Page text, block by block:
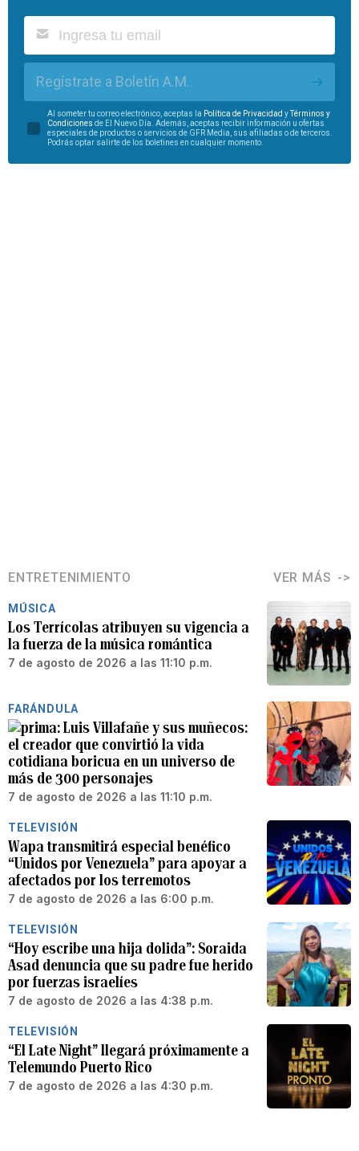
Regístrate a Boletín A.M.
Al someter tu correo electrónico, aceptas la Política de Privacidad yTérminos y
Condiciones de El Nuevo Día. Además, aceptas recibir información u ofertas
especiales de productos o servicios de GFR Media, sus afiliadas o de terceros.
Podrás optar salirte de los boletines en cualquier momento.
ENTRETENIMIENTO VER MÁS
MÚSICA
Los Terrícolas atribuyen su vigencia a
la fuerza de la música romántica
7 de agosto de 2026 a las 11:10 p.m.
FARÁNDULA
Luis Villafañe y sus muñecos:
el creador que convirtió la vida
cotidiana boricua en un universo de
más de 300 personajes
7 de agosto de 2026 a las 11:10 p.m.
TELEVISIÓN
Wapa transmitirá especial benéfico
“Unidos por Venezuela” para apoyar a
afectados por los terremotos
7 de agosto de 2026 a las 6:00 p.m.
TELEVISIÓN
“Hoy escribe una hija dolida”: Soraida
Asad denuncia que su padre fue herido
por fuerzas israelíes
7 de agosto de 2026 a las 4:38 p.m.
TELEVISIÓN
“El Late Night” llegará próximamente a
Telemundo Puerto Rico
7 de agosto de 2026 a las 4:30 p.m.